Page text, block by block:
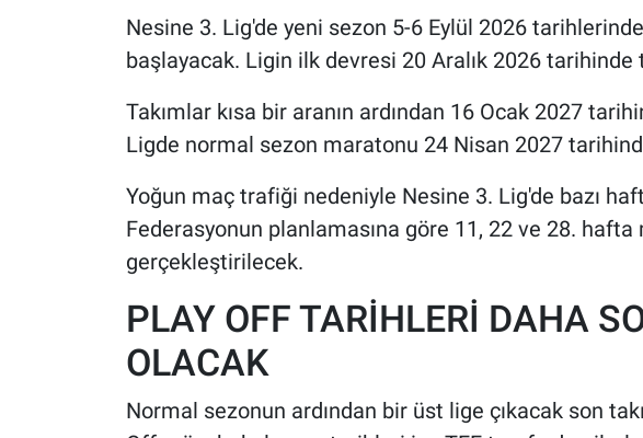
Nesine 3. Lig'de yeni sezon 5-6 Eylül 2026
başlayacak. Ligin ilk devresi 20 Aralık 2026
Takımlar kısa bir aranın ardından 16 Ocak 2027
Ligde normal sezon maratonu 24 Nisan 2027
Yoğun maç trafiği nedeniyle Nesine 3. Lig'de bazı
Federasyonun planlamasına göre 11, 22 ve 28.
gerçekleştirilecek.
PLAY OFF TARİHLERİ DAHA
OLACAK
Normal sezonun ardından bir üst lige çıkacak son